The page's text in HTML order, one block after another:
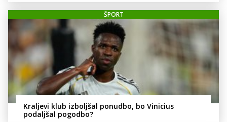
ŠPORT
Kraljevi klub izboljšal ponudbo, bo Vinicius
podaljšal pogodbo?